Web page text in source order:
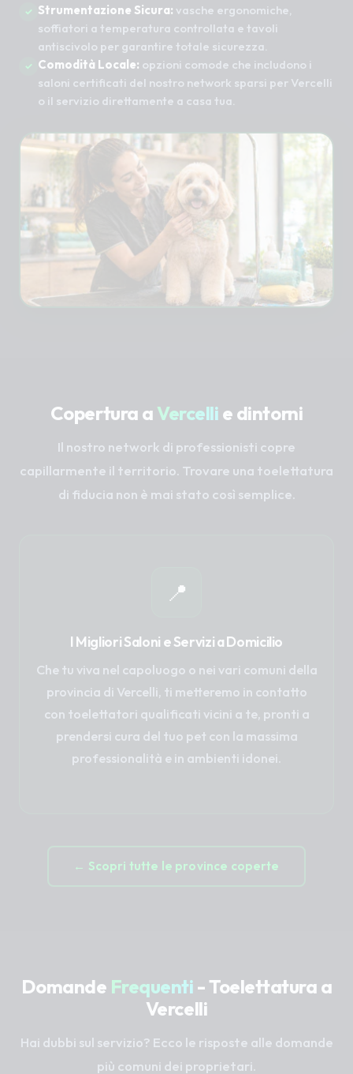
Strumentazione Sicura: vasche ergonomiche,
soffiatori a temperatura controllata e tavoli
antiscivolo per garantire totale sicurezza.
Comodità Locale: opzioni comode che includono i
saloni certificati del nostro network sparsi per Vercelli
o il servizio direttamente a casa tua.
Copertura a Vercelli e dintorni
Il nostro network di professionisti copre
capillarmente il territorio. Trovare una toelettatura
di fiducia non è mai stato così semplice.
📍
I Migliori Saloni e Servizi a Domicilio
Che tu viva nel capoluogo o nei vari comuni della
provincia di Vercelli, ti metteremo in contatto
con toelettatori qualificati vicini a te, pronti a
prendersi cura del tuo pet con la massima
professionalità e in ambienti idonei.
← Scopri tutte le province coperte
Domande Frequenti - Toelettatura a
Vercelli
Hai dubbi sul servizio? Ecco le risposte alle domande
più comuni dei proprietari.